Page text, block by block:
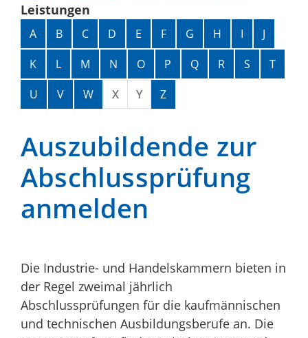
Leistungen
Alphabetisches Register überspringen
A B C D E F G H I
J
K
L M N O P Q R S
T
U
V W X Y Z
Auszubildende zur
Abschlussprüfung
anmelden
Die Industrie- und Handelskammern bieten in
der Regel zweimal jährlich
Abschlussprüfungen für die kaufmännischen
und technischen Ausbildungsberufe an. Die